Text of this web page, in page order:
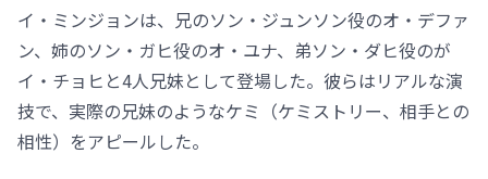
イ・ミンジョンは、兄のソン・ジュンソン役のオ・デファ
ン、姉のソン・ガヒ役のオ・ユナ、弟ソン・ダヒ役のが
イ・チョヒと4人兄妹として登場した。彼らはリアルな演
技で、実際の兄妹のようなケミ（ケミストリー、相手との
相性）をアピールした。